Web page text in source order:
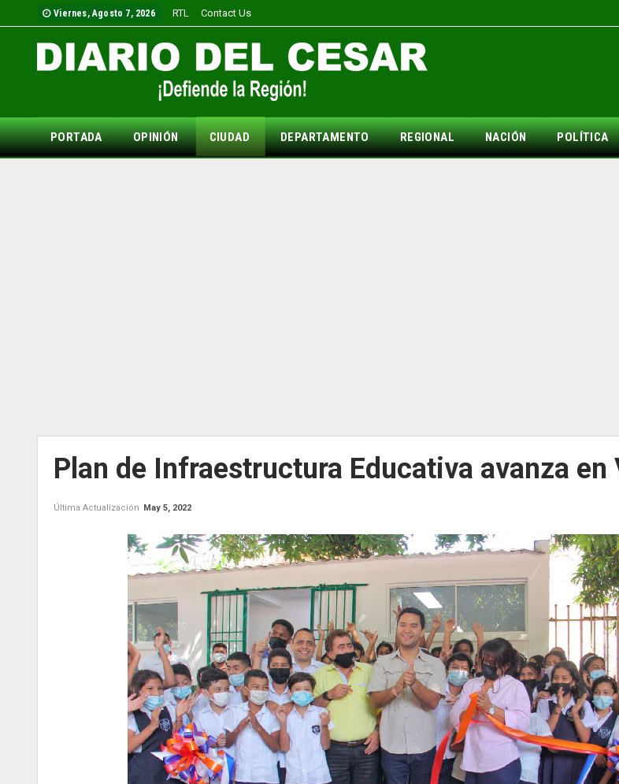
Viernes, Agosto 7, 2026 RTL Contact Us
PORTADA OPINIÓN CIUDAD DEPARTAMENTO REGIONAL NACIÓN POLÍTICA
Plan de Infraestructura Educativa avanza en
Última Actualización May 5, 2022